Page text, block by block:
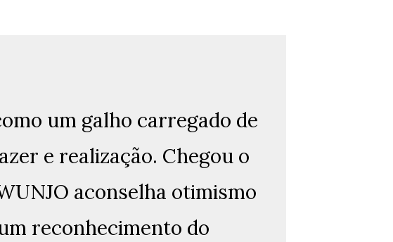
um galho carregado de
e realização. Chegou o
aconselha otimismo
reconhecimento do